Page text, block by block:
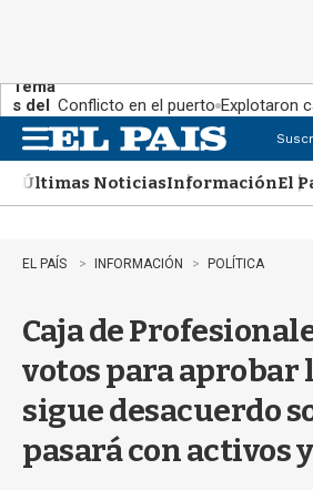
Tema
s del
día:
Conflicto en el puerto Explotaron
n
uÚltimas NoticiasInformaciónEl
EL PAÍS INFORMACIÓN POLÍTICA
Caja de
votos para aprobar
sigue desacuerdo
pasará con activos